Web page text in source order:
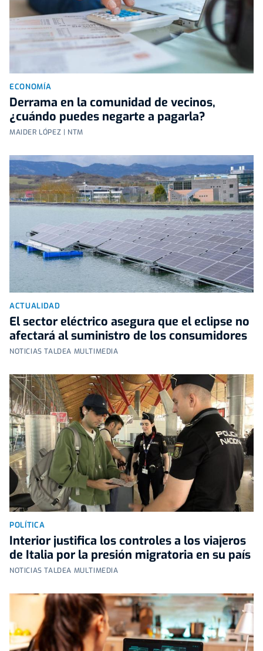
ECONOMÍA
Derrama en la comunidad de vecinos,
¿cuándo puedes negarte a pagarla?
MAIDER LÓPEZ | NTM
ACTUALIDAD
El sector eléctrico asegura que el eclipse no
afectará al suministro de los consumidores
NOTICIAS TALDEA MULTIMEDIA
POLÍTICA
Interior justifica los controles a los viajeros
de Italia por la presión migratoria en su país
NOTICIAS TALDEA MULTIMEDIA